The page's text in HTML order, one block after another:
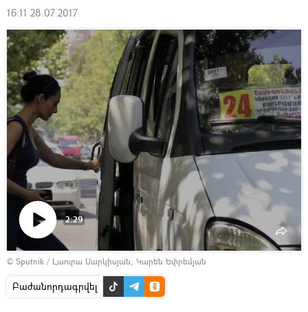
16:11 28.07.2017
տեսանյութը
2:29
© Sputnik / Լաուրա Սարկիսյան, Կարեն Եփրեմյան
Բաժանորդագրվել